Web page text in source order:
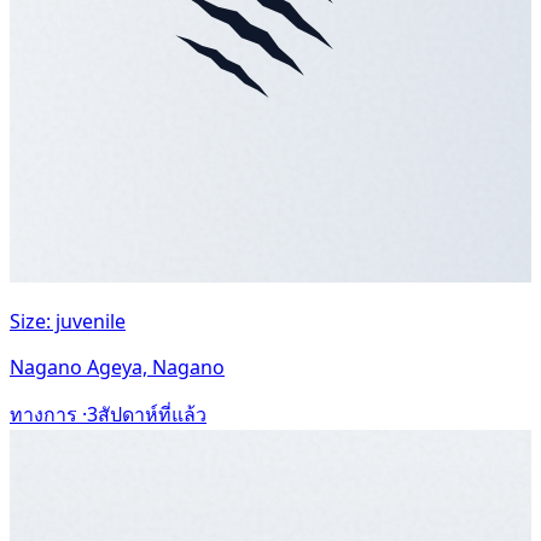
Size: juvenile
Nagano Ageya, Nagano
ทางการ ·3สัปดาห์ที่แล้ว